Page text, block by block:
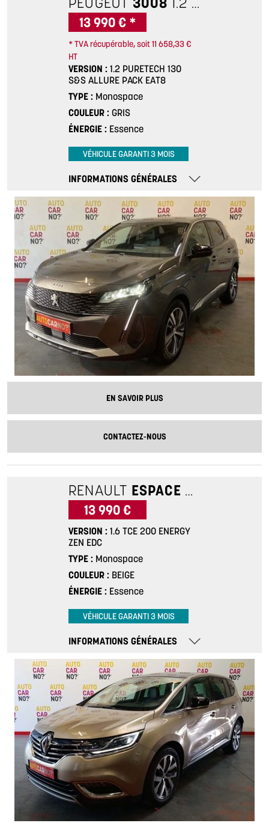
13 990 € *
* TVA récupérable, soit 11 658,33 €
HT
VERSION
1.2 PURETECH 130
S&S ALLURE PACK EAT8
TYPE
Monospace
COULEUR
GRIS
ÉNERGIE
Essence
VÉHICULE GARANTI 3 MOIS
INFORMATIONS GÉNÉRALES
EN SAVOIR PLUS
CONTACTEZ-NOUS
RENAULT ESPACE 5
13 990 €
VERSION
1.6 TCE 200 ENERGY
ZEN EDC
TYPE
Monospace
COULEUR
BEIGE
ÉNERGIE
Essence
VÉHICULE GARANTI 3 MOIS
INFORMATIONS GÉNÉRALES